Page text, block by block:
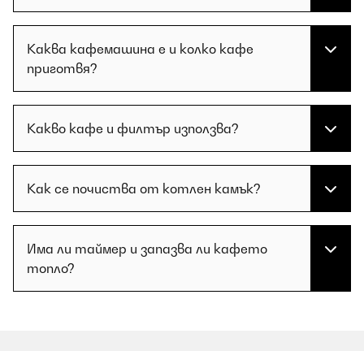
Каква кафемашина е и колко кафе
приготвя?
Какво кафе и филтър използва?
Как се почиства от котлен камък?
Има ли таймер и запазва ли кафето
топло?